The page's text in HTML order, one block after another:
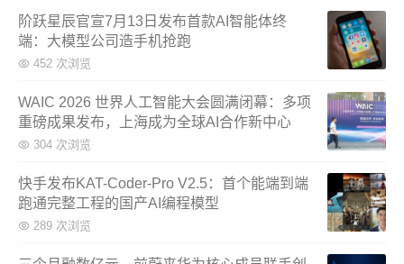
阶跃星辰官宣7月13日发布首款AI智能体终
端：大模型公司造手机抢跑
452 次浏览
WAIC 2026 世界人工智能大会圆满闭幕：多项
重磅成果发布，上海成为全球AI合作新中心
304 次浏览
快手发布KAT-Coder-Pro V2.5：首个能端到端
跑通完整工程的国产AI编程模型
289 次浏览